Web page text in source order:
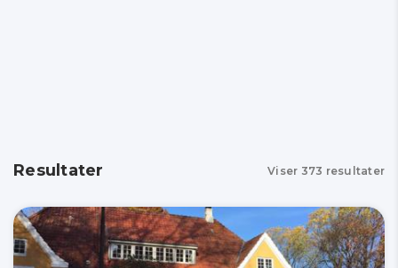
Resultater Viser 373 resultater